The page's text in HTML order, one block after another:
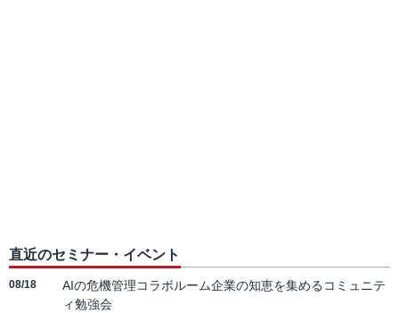
直近のセミナー・イベント
08/18
AIの危機管理コラボルーム企業の知恵を集めるコミュニテ
ィ勉強会